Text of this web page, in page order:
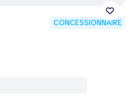
CONCESSIONNAIRE